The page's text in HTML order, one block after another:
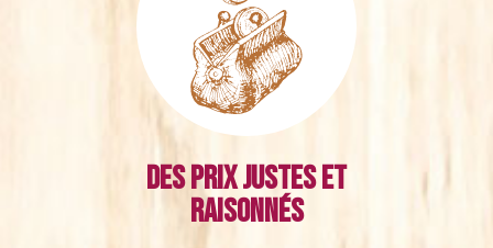
Des prix justes et
raisonnés